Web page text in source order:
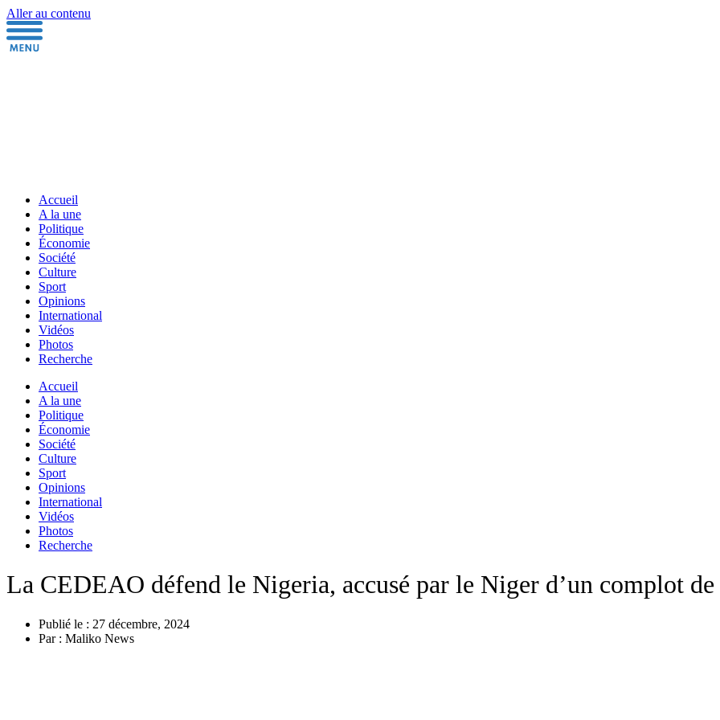
Aller au contenu
Accueil
A la une
Politique
Économie
Société
Culture
Sport
Opinions
International
Vidéos
Photos
Recherche
Accueil
A la une
Politique
Économie
Société
Culture
Sport
Opinions
International
Vidéos
Photos
Recherche
La CEDEAO défend le Nigeria, accusé par le Niger d’un complot
Publié le : 27 décembre, 2024
Par : Maliko News